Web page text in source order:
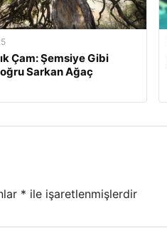
Çam: Şemsiye Gibi
Sarkan Ağaç
* ile işaretlenmişlerdir